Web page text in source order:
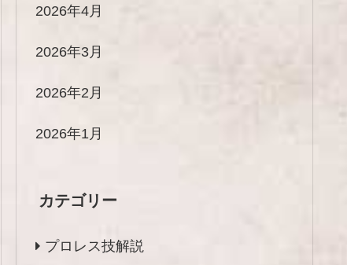
2026年4月
2026年3月
2026年2月
2026年1月
カテゴリー
プロレス技解説